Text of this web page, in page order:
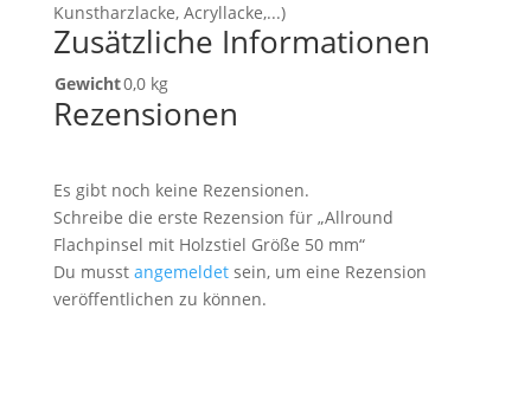
Kunstharzlacke, Acryllacke,...)
Zusätzliche Informationen
Gewicht0,0 kg
Rezensionen
Es gibt noch keine Rezensionen.
Schreibe die erste Rezension für „Allround
Flachpinsel mit Holzstiel Größe 50 mm“
Du musst angemeldetsein, um eine Rezension
veröffentlichen zu können.